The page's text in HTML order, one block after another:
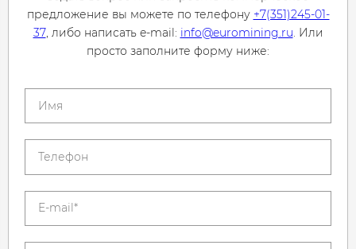
предложение вы можете по телефону +7(351)245-01-
37, либо написать e-mail: info@euromining.ru. Или
просто заполните форму ниже: